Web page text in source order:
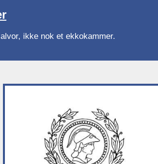
ikke nok et ekkokammer.